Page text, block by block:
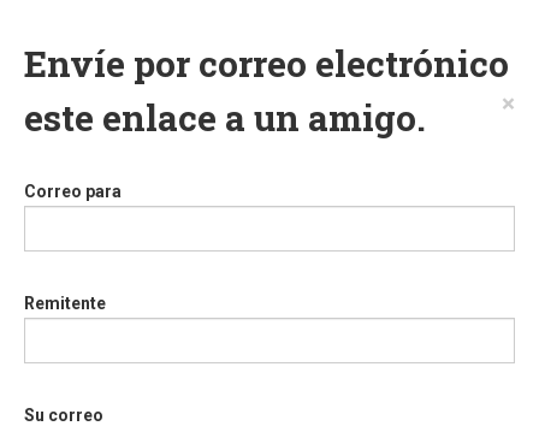
Envíe por correo electrónico
este enlace a un amigo.
×
Correo para
Remitente
Su correo